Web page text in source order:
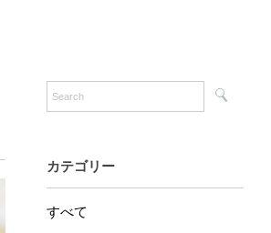
カテゴリー
すべて